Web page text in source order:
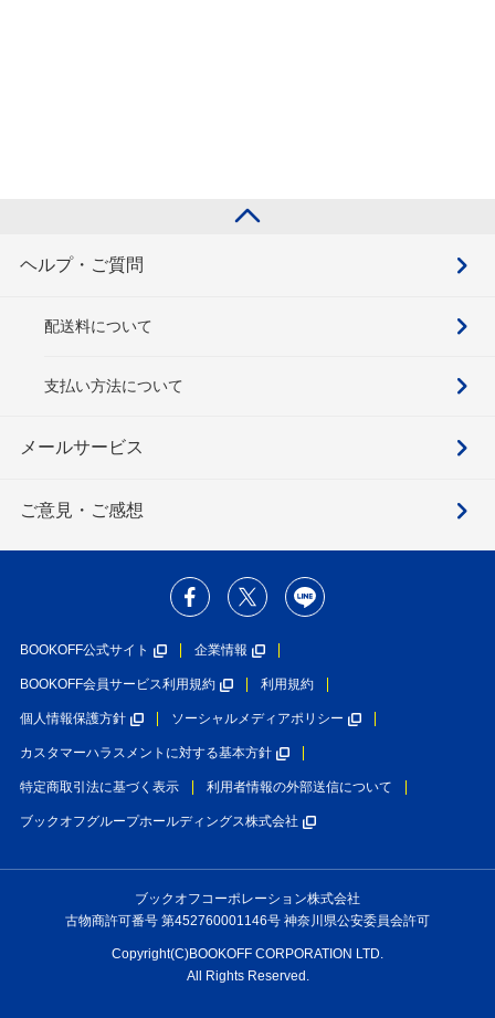
ヘルプ・ご質問
配送料について
支払い方法について
メールサービス
ご意見・ご感想
BOOKOFF公式サイト 企業情報
BOOKOFF会員サービス利用規約 利用規約
個人情報保護方針 ソーシャルメディアポリシー
カスタマーハラスメントに対する基本方針
特定商取引法に基づく表示 利用者情報の外部送信について
ブックオフグループホールディングス株式会社
ブックオフコーポレーション株式会社
古物商許可番号 第452760001146号 神奈川県公安委員会許可
Copyright(C)BOOKOFF CORPORATION LTD.
All Rights Reserved.